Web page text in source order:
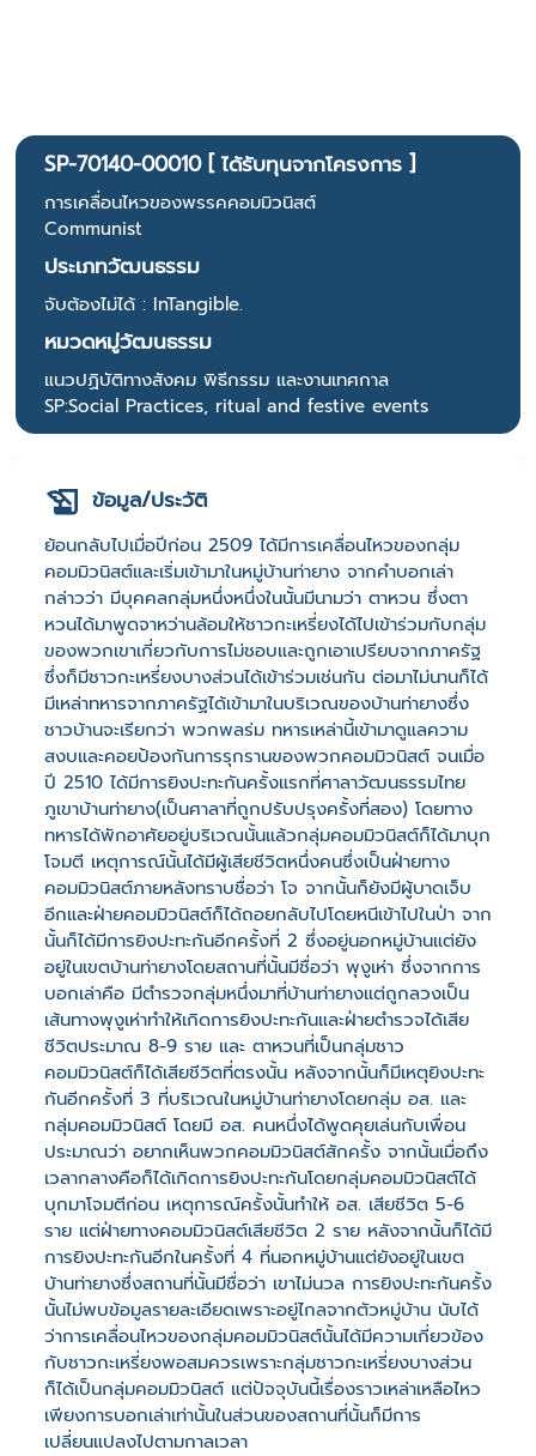
SP-70140-00010 [ ได้รับทุนจากโครงการ ]
การเคลื่อนไหวของพรรคคอมมิวนิสต์
Communist
ประเภทวัฒนธรรม
จับต้องไม่ได้ : InTangible.
หมวดหมู่วัฒนธรรม
แนวปฏิบัติทางสังคม พิธีกรรม และงานเทศกาล
SP:Social Practices, ritual and festive events
ข้อมูล/ประวัติ
ย้อนกลับไปเมื่อปีก่อน 2509 ได้มีการเคลื่อนไหวของกลุ่ม
คอมมิวนิสต์และเริ่มเข้ามาในหมู่บ้านท่ายาง จากคำบอกเล่า
กล่าวว่า มีบุคคลกลุ่มหนึ่งหนึ่งในนั้นมีนามว่า ตาหวน ซึ่งตา
หวนได้มาพูดจาหว่านล้อมให้ชาวกะเหรี่ยงได้ไปเข้าร่วมกับกลุ่ม
ของพวกเขาเกี่ยวกับการไม่ชอบและถูกเอาเปรียบจากภาครัฐ
ซึ่งก็มีชาวกะเหรี่ยงบางส่วนได้เข้าร่วมเช่นกัน ต่อมาไม่นานก็ได้
มีเหล่าทหารจากภาครัฐได้เข้ามาในบริเวณของบ้านท่ายางซึ่ง
ชาวบ้านจะเรียกว่า พวกพลร่ม ทหารเหล่านี้เข้ามาดูแลความ
สงบและคอยป้องกันการรุกรานของพวกคอมมิวนิสต์ จนเมื่อ
ปี 2510 ได้มีการยิงปะทะกันครั้งแรกที่ศาลาวัฒนธรรมไทย
ภูเขาบ้านท่ายาง(เป็นศาลาที่ถูกปรับปรุงครั้งที่สอง) โดยทาง
ทหารได้พักอาศัยอยู่บริเวณนั้นแล้วกลุ่มคอมมิวนิสต์ก็ได้มาบุก
โจมตี เหตุการณ์นั้นได้มีผู้เสียชีวิตหนึ่งคนซึ่งเป็นฝ่ายทาง
คอมมิวนิสต์ภายหลังทราบชื่อว่า โจ จากนั้นก็ยังมีผู้บาดเจ็บ
อีกและฝ่ายคอมมิวนิสต์ก็ได้ถอยกลับไปโดยหนีเข้าไปในป่า จาก
นั้นก็ได้มีการยิงปะทะกันอีกครั้งที่ 2 ซึ่งอยู่นอกหมู่บ้านแต่ยัง
อยู่ในเขตบ้านท่ายางโดยสถานที่นั้นมีชื่อว่า พุงูเห่า ซึ่งจากการ
บอกเล่าคือ มีตำรวจกลุ่มหนึ่งมาที่บ้านท่ายางแต่ถูกลวงเป็น
เส้นทางพุงูเห่าทำให้เกิดการยิงปะทะกันและฝ่ายตำรวจได้เสีย
ชีวิตประมาณ 8-9 ราย และ ตาหวนที่เป็นกลุ่มชาว
คอมมิวนิสต์ก็ได้เสียชีวิตที่ตรงนั้น หลังจากนั้นก็มีเหตุยิงปะทะ
กันอีกครั้งที่ 3 ที่บริเวณในหมู่บ้านท่ายางโดยกลุ่ม อส. และ
กลุ่มคอมมิวนิสต์ โดยมี อส. คนหนึ่งได้พูดคุยเล่นกับเพื่อน
ประมาณว่า อยากเห็นพวกคอมมิวนิสต์สักครั้ง จากนั้นเมื่อถึง
เวลากลางคือก็ได้เกิดการยิงปะทะกันโดยกลุ่มคอมมิวนิสต์ได้
บุกมาโจมตีก่อน เหตุการณ์ครั้งนั้นทำให้ อส. เสียชีวิต 5-6
ราย แต่ฝ่ายทางคอมมิวนิสต์เสียชีวิต 2 ราย หลังจากนั้นก็ได้มี
การยิงปะทะกันอีกในครั้งที่ 4 ที่นอกหมู่บ้านแต่ยังอยู่ในเขต
บ้านท่ายางซึ่งสถานที่นั้นมีชื่อว่า เขาไม่นวล การยิงปะทะกันครั้ง
นั้นไม่พบข้อมูลรายละเอียดเพราะอยู่ไกลจากตัวหมู่บ้าน นับได้
ว่าการเคลื่อนไหวของกลุ่มคอมมิวนิสต์นั้นได้มีความเกี่ยวข้อง
กับชาวกะเหรี่ยงพอสมควรเพราะกลุ่มชาวกะเหรี่ยงบางส่วน
ก็ได้เป็นกลุ่มคอมมิวนิสต์ แต่ปัจจุบันนี้เรื่องราวเหล่าเหลือไหว
เพียงการบอกเล่าเท่านั้นในส่วนของสถานที่นั้นก็มีการ
เปลี่ยนแปลงไปตามกาลเวลา